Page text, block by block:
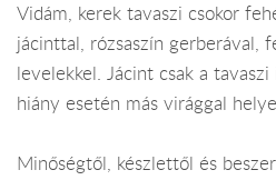
Vidám, kerek tavaszi csokor
jácinttal, rózsaszín gerberával,
levelekkel. Jácint csak a tavaszi
hiány esetén más virággal
Minőségtől, készlettől és